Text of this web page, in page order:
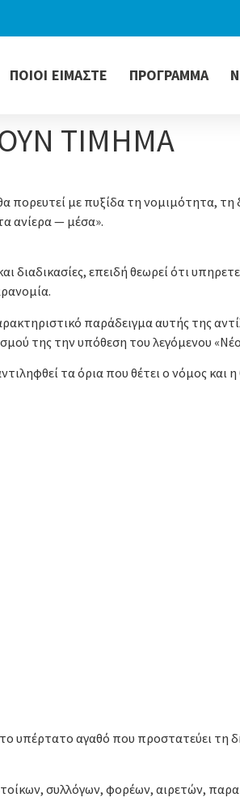
ΠΟΙΟΙ ΕΙΜΑΣΤΕ ΠΡΟΓΡΑΜΜΑ
ΤΙΜΗΜΑ
πορευτεί με πυξίδα τη νομιμότητα,
ανίερα — μέσα».
διαδικασίες, επειδή θεωρεί ότι
παράδειγμα αυτής της
της την υπόθεση του λεγόμενου
τα όρια που θέτει ο νόμος και η
υπέρτατο αγαθό που προστατεύει τη
συλλόγων, φορέων, αιρετών,